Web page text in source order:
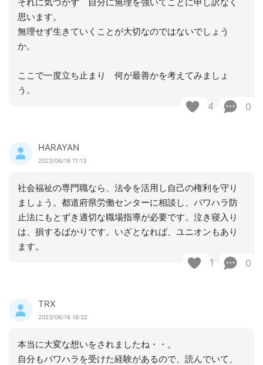
思います。
無理せず生きていくことが大切なのではないでしょう
か。
ここで一度立ち止まり 何が最善かを考えてみましょ
う。
4 0
HARAYAN
2023/06/16 11:13
社会福祉の専門職なら、法令を活用し自己の権利を守り
ましょう。都道府県労働センターに相談し、パワハラ防
止法にもとずき適切な職場指導が必要です。泣き寝入り
は、損するばかりです。いざとなれば、ユニオンもあり
ます。
1 0
TRX
2023/06/16 18:32
本当に大変な想いをされましたね・・。
自分もパワハラを受けた経験があるので、読んでいて、